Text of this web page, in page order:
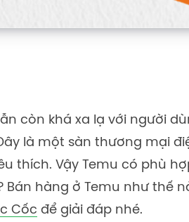
còn khá xa lạ với người
là một sàn thương mại
thích. Vậy Temu có phù
hàng ở Temu như thế
Cốc để giải đáp nhé.